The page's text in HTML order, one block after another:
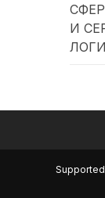
И